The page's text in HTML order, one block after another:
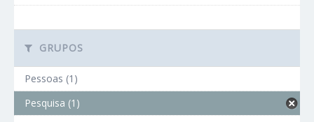
GRUPOS
Pessoas (1)
Pesquisa (1)